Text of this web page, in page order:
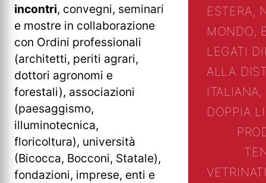
incontri, convegni, seminari
e mostre in collaborazione
con Ordini professionali
(architetti, periti agrari,
dottori agronomi e
forestali), associazioni
(paesaggismo,
illuminotecnica,
floricoltura), università
(Bicocca, Bocconi, Statale),
fondazioni, imprese, enti e
ESTERA,
MONDO,
LEGATI
ALLA
DOPPIA
VETRINA